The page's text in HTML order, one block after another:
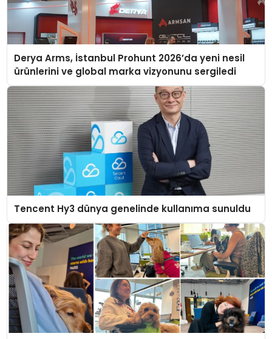
Derya Arms, İstanbul Prohunt 2026’da yeni nesil
ürünlerini ve global marka vizyonunu sergiledi
Tencent Hy3 dünya genelinde kullanıma sunuldu